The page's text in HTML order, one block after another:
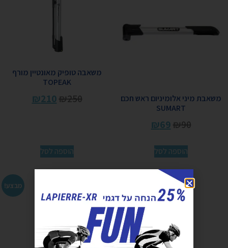
משאבת מיני אלומיניום ראש חכם
SUMART
₪90
₪69
הוספה לסל
משאבה טופיק מאונטיין מורף
TOPEAK
₪250
₪210
הוספה לסל
מבצע!